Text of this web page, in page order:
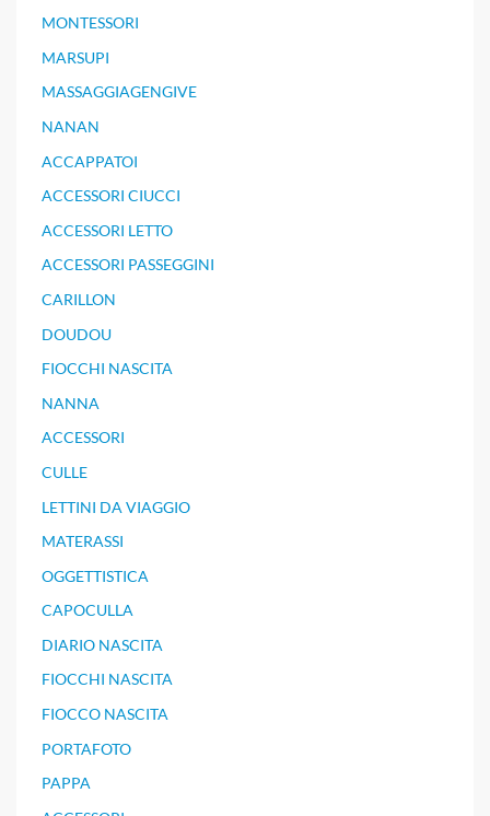
MONTESSORI
MARSUPI
MASSAGGIAGENGIVE
NANAN
ACCAPPATOI
ACCESSORI CIUCCI
ACCESSORI LETTO
ACCESSORI PASSEGGINI
CARILLON
DOUDOU
FIOCCHI NASCITA
NANNA
ACCESSORI
CULLE
LETTINI DA VIAGGIO
MATERASSI
OGGETTISTICA
CAPOCULLA
DIARIO NASCITA
FIOCCHI NASCITA
FIOCCO NASCITA
PORTAFOTO
PAPPA